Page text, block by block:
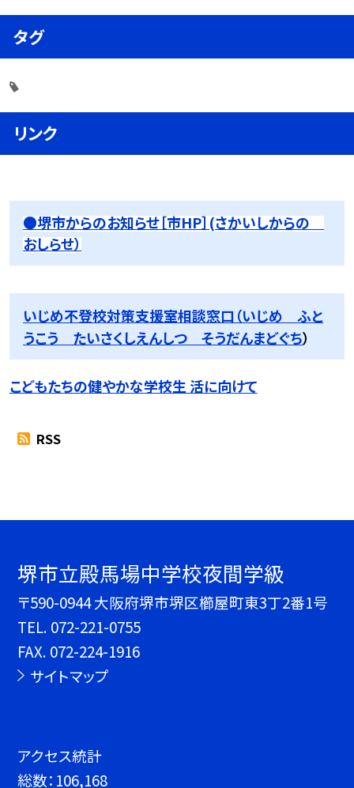
タグ
リンク
●堺市からのお知らせ［市HP］(さかいしからの
おしらせ）
いじめ不登校対策支援室相談窓口（いじめ ふと
うこう たいさくしえんしつ そうだんまどぐち）
こどもたちの健やかな学校生 活に向けて
RSS
堺市立殿馬場中学校夜間学級
〒590-0944 大阪府堺市堺区櫛屋町東3丁2番1号
TEL. 072-221-0755
FAX. 072-224-1916
サイトマップ
アクセス統計
総数： 106,168